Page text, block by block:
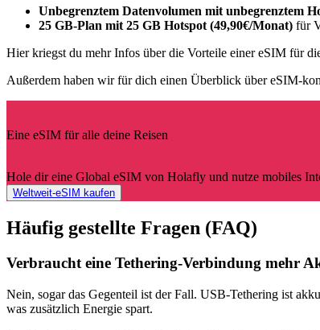
Unbegrenztem Datenvolumen mit unbegrenztem
25 GB-Plan mit 25 GB Hotspot (49,90€/Monat) für
Hier kriegst du mehr Infos über die Vorteile einer eSIM für
Außerdem haben wir für dich einen Überblick über eSIM-
Eine eSIM für alle deine Reisen
Hole dir eine Global eSIM von Holafly und nutze mobiles
Weltweit-eSIM kaufen
Häufig gestellte Fragen (FAQ)
Verbraucht eine Tethering-Verbindung mehr
Nein, sogar das Gegenteil ist der Fall. USB-Tethering ist
was zusätzlich Energie spart.